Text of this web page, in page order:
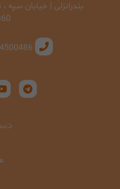
بندرانزلی | خیابان سپه
| 01344500476